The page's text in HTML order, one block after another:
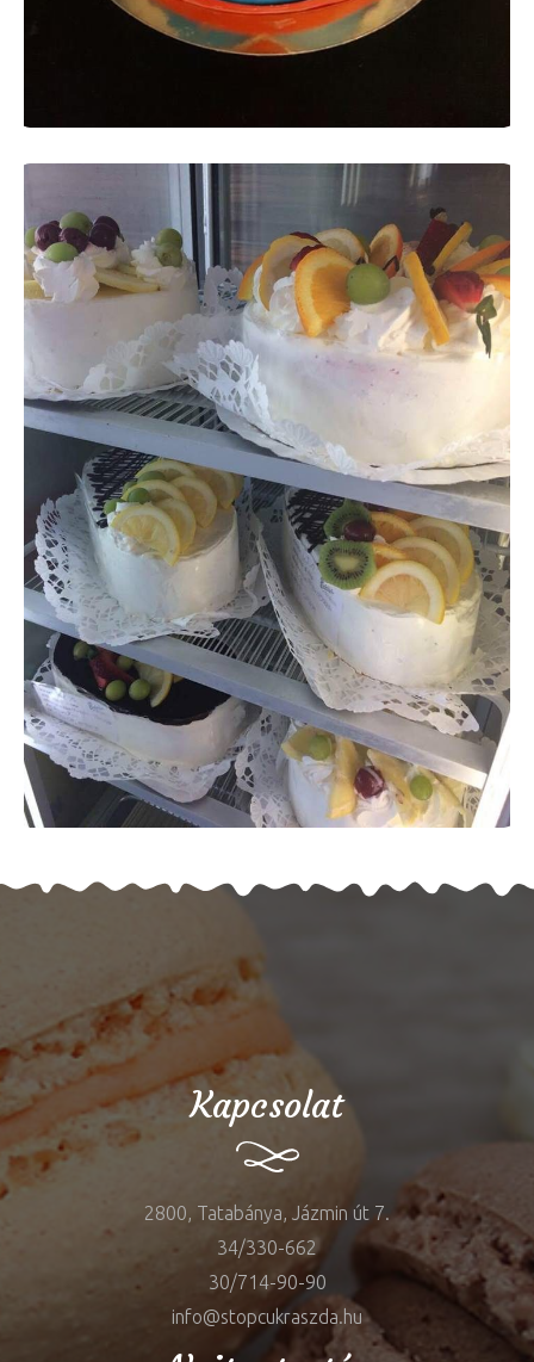
Kapcsolat
2800, Tatabánya, Jázmin út 7.
34/330-662
30/714-90-90
info@stopcukraszda.hu